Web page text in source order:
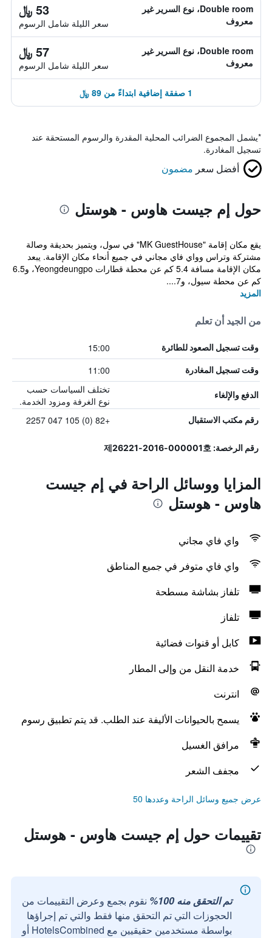
Double room، نوع السرير غير
معروف
53 ﷼
سعر الليلة شامل الرسوم
Double room، نوع السرير غير
معروف
57 ﷼
سعر الليلة شامل الرسوم
1 صفقة إضافية ابتداءً من 89 ﷼
*يشمل المجموع الضرائب المحلية المقدرة والرسوم المستحقة عند
تسجيل المغادرة.
أفضل سعر مضمون
حول إم جيست هاوس - هوستل
يقع مكان إقامة "MK GuestHouse" في سول، ويتميز بحديقة وصالة
مشتركة وتراس وواي فاي مجاني في جميع أنحاء مكان الإقامة. يبعد
مكان الإقامة مسافة 5.4 كم عن محطة قطارات Yeongdeungpo، و6.5
كم عن محطة سيول، و7....
المزيد
من الجيد أن تعلم
وقت تسجيل الصعود للطائرة 15:00
وقت تسجيل المغادرة 11:00
الدفع والإلغاء
تختلف السياسات حسب
نوع الغرفة ومزود الخدمة.
رقم مكتب الاستقبال +82 (0) 105 047 2257
رقم الرخصة: 제26221-2016-000001호
المزايا ووسائل الراحة في إم جيست
هاوس - هوستل
واي فاي مجاني
واي فاي متوفر في جميع المناطق
تلفاز بشاشة مسطحة
تلفاز
كابل أو قنوات فضائية
خدمة النقل من وإلى المطار
انترنت
يسمح بالحيوانات الأليفة عند الطلب. قد يتم تطبيق رسوم
مرافق الغسيل
مجفف الشعر
عرض جميع وسائل الراحة وعددها 50
تقييمات حول إم جيست هاوس - هوستل
تم التحقق منه 100%
نقوم بجمع وعرض التقييمات من
الحجوزات التي تم التحقق منها فقط والتي تم إجراؤها
بواسطة مستخدمين حقيقيين مع HotelsCombined أو